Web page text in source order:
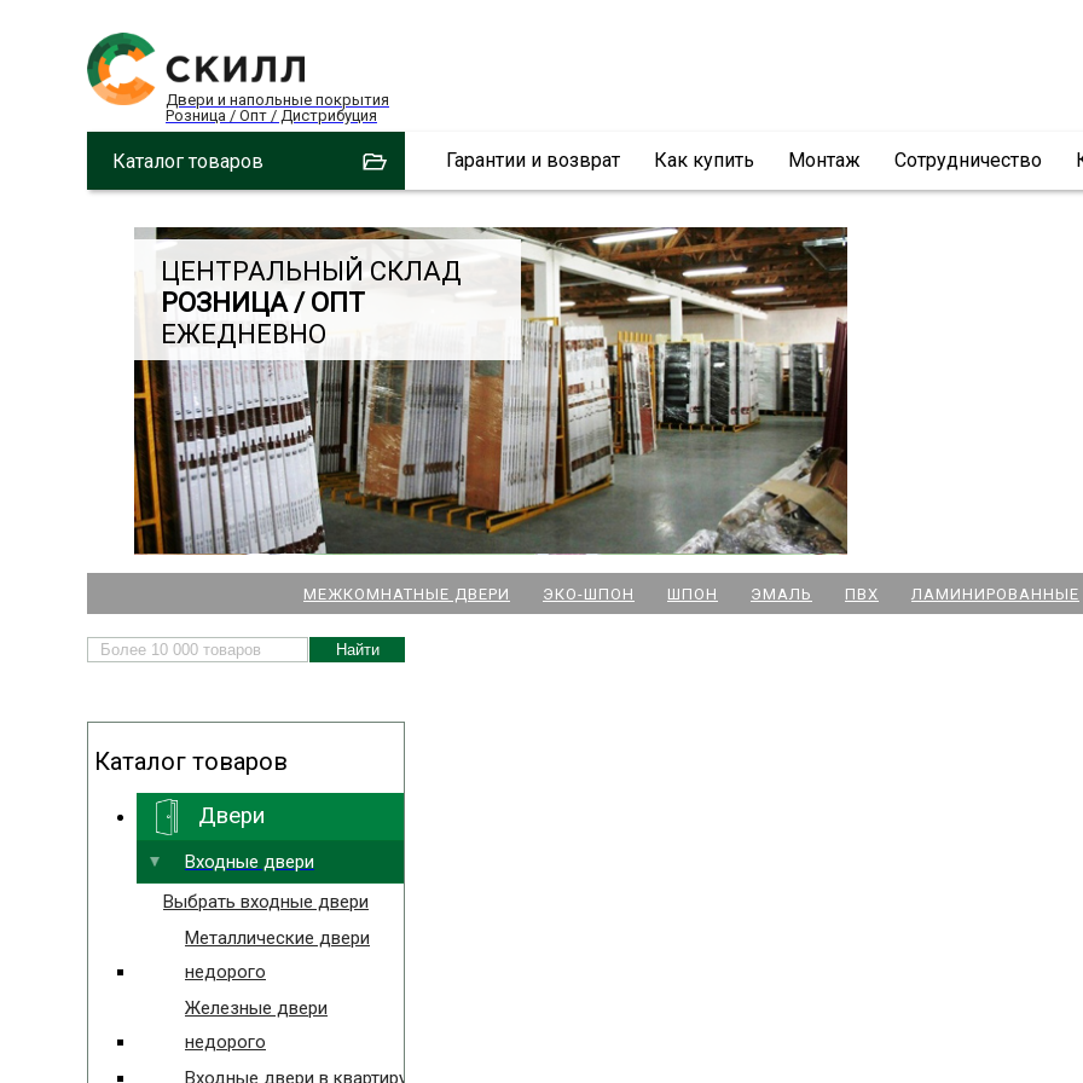
Двери и напольные покрытия
Розница / Опт / Дистрибуция
Каталог товаров Гарантии и возврат Как купить Монтаж Сотрудничество
ЦЕНТРАЛЬНЫЙ СКЛАД
РОЗНИЦА / ОПТ
ЕЖЕДНЕВНО
НАШИ МАГАЗИНЫ
ДВЕРЕЙ И ПАРКЕТА
м. Новочеркасская
м. Парк Победы
Выбрать ближайший
МЕЖКОМНАТНЫЕ ДВЕРИ ЭКО-ШПОН ШПОН ЭМАЛЬ ПВХ ЛАМИНИРОВАННЫЕ
Каталог товаров
Двери
Входные двери
Выбрать входные двери
Металлические двери
недорого
Железные двери
недорого
Входные двери в квартиру